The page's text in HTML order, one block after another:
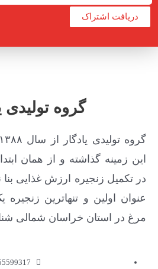
دریافت اشتراک
گروه تولیدی
این زمینه گذاشته و از همان
در تکمیل زنجیره ارزش غذایی بنا
عنوان اولین و تنهاترین
مرغ در استان خراسان شمالی